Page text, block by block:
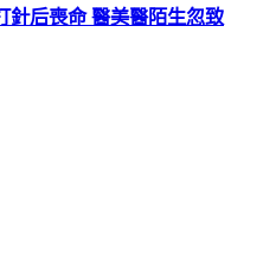
針后喪命 醫美醫陌生忽致